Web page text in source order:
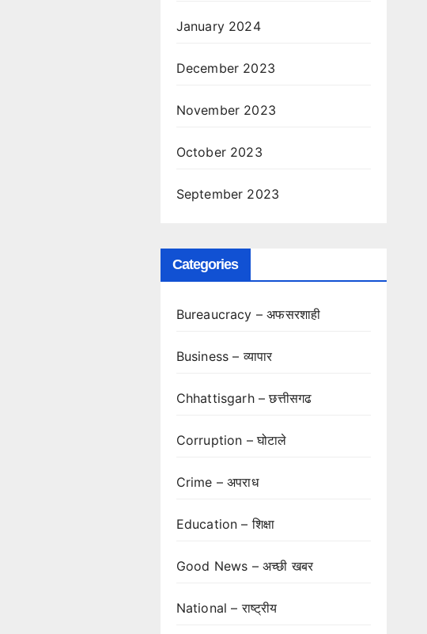
January 2024
December 2023
November 2023
October 2023
September 2023
Categories
Bureaucracy – अफसरशाही
Business – व्यापार
Chhattisgarh – छत्तीसगढ
Corruption – घोटाले
Crime – अपराध
Education – शिक्षा
Good News – अच्छी खबर
National – राष्ट्रीय